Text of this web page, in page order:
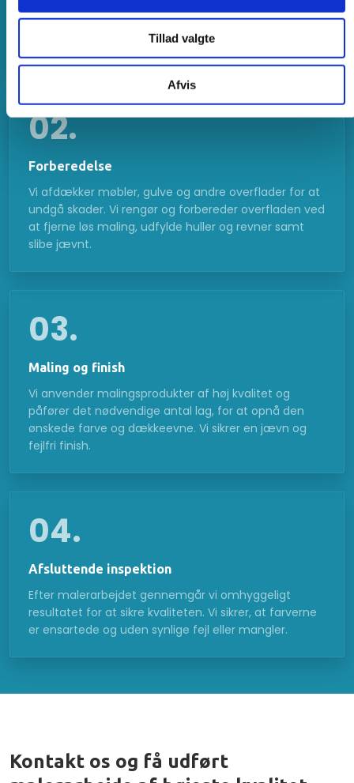
Tillad valgte
Afvis
02.
Forberedelse
Vi afdækker møbler, gulve og andre overflader for at
undgå skader. Vi rengør og forbereder overfladen ved
at fjerne løs maling, udfylde huller og revner samt
slibe jævnt.
03.
Maling og finish
Vi anvender malingsprodukter af høj kvalitet og
påfører det nødvendige antal lag, for at opnå den
ønskede farve og dækkeevne. Vi sikrer en jævn og
fejlfri finish.
04.
Afsluttende inspektion
Efter malerarbejdet gennemgår vi omhyggeligt
resultatet for at sikre kvaliteten. Vi sikrer, at farverne
er ensartede og uden synlige fejl eller mangler.
Kontakt os og få udført